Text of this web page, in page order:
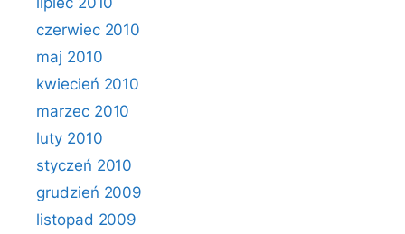
czerwiec 2010
maj 2010
kwiecień 2010
marzec 2010
luty 2010
styczeń 2010
grudzień 2009
listopad 2009